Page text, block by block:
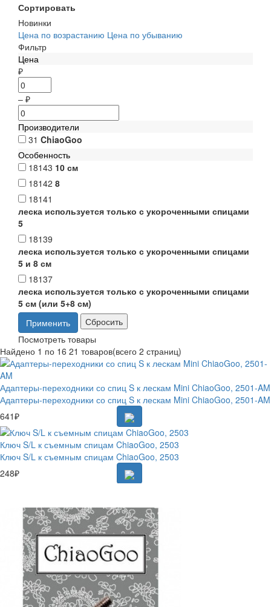
Сортировать
Новинки
Цена по возрастанию Цена по убыванию
Фильтр
Цена
₽
– ₽
Производители
31 ChiaoGoo
Особенность
18143 10 см
18142 8
18141
леска используется только с укороченными спицами
5
18139
леска используется только с укороченными спицами
5 и 8 см
18137
леска используется только с укороченными спицами
5 см (или 5+8 см)
Посмотреть товары
Найдено 1 по 16 21 товаров(всего 2 страниц)
Адаптеры-переходники со спиц S к лескам Mini ChiaoGoo, 2501-AM
Адаптеры-переходники со спиц S к лескам Mini ChiaoGoo, 2501-AM
641₽
Ключ S/L к съемным спицам ChiaoGoo, 2503
Ключ S/L к съемным спицам ChiaoGoo, 2503
248₽